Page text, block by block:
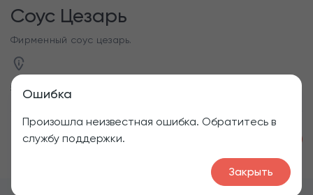
Ошибка
Произошла неизвестная ошибка. Обратитесь в
службу поддержки.
Закрыть
Соус Цезарь
Фирменный соус цезарь.
50 г
1
Соус Цезарь